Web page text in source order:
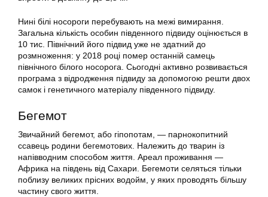
Нині білі носороги перебувають на межі вимирання.
Загальна кількість особин південного підвиду оцінюється в
10 тис. Північний його підвид уже не здатний до
розмноження: у 2018 році помер останній самець
північного білого носорога. Сьогодні активно розвивається
програма з відродження підвиду за допомогою решти двох
самок і генетичного матеріалу південного підвиду.
Бегемот
Звичайний бегемот, або гіпопотам, — парнокопитний
ссавець родини бегемотових. Належить до тварин із
напівводним способом життя. Ареал проживання —
Африка на південь від Сахари. Бегемоти селяться тільки
поблизу великих прісних водойм, у яких проводять більшу
частину свого життя.